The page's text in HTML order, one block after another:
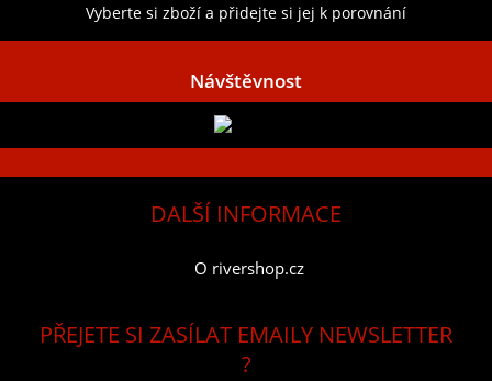
Vyberte si zboží a přidejte si jej k porovnání
Návštěvnost
DALŠÍ INFORMACE
O rivershop.cz
PŘEJETE SI ZASÍLAT EMAILY NEWSLETTER
?